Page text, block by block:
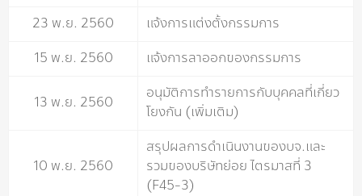
23 พ.ย. 2560
แจ้งการแต่งตั้งกรรมการ
15 พ.ย. 2560
แจ้งการลาออกของกรรมการ
13 พ.ย. 2560
อนุมัติการทำรายการกับบุคคลที่เกี่ยว
โยงกัน (เพิ่มเติม)
10 พ.ย. 2560
สรุปผลการดำเนินงานของบจ.และ
รวมของบริษัทย่อย ไตรมาสที่ 3
(F45-3)